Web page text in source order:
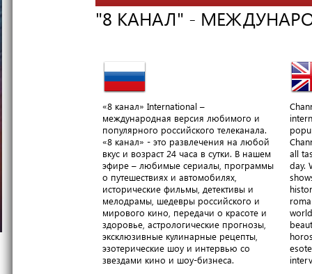
"8 КАНАЛ" -
«8 канал» International –
международная версия любимого и
популярного российского телеканала.
«8 канал» - это развлечения на любой
вкус и возраст 24 часа в сутки. В нашем
эфире – любимые сериалы, программы
о путешествиях и автомобилях,
исторические фильмы, детективы и
мелодрамы, шедевры российского и
мирового кино, передачи о красоте и
здоровье, астрологические прогнозы,
эксклюзивные кулинарные рецепты,
эзотерические шоу и интервью со
звездами кино и шоу-бизнеса.
all
day.